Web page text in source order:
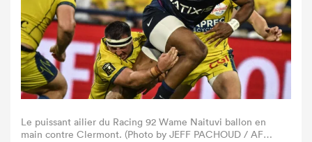
Le puissant ailier du Racing 92 Wame Naituvi ballon en
main contre Clermont. (Photo by JEFF PACHOUD / AFP